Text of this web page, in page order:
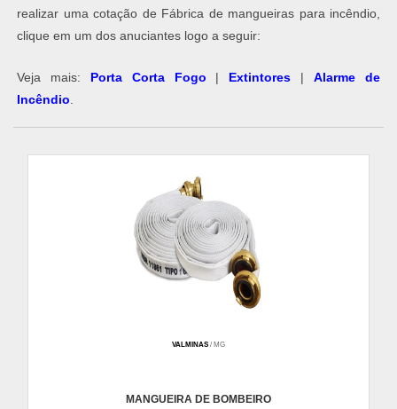
realizar uma cotação de Fábrica de mangueiras para incêndio,
clique em um dos anuciantes logo a seguir:
Veja mais: Porta Corta Fogo | Extintores |Alarme de
Incêndio
VALMINAS / MG
MANGUEIRA DE BOMBEIRO